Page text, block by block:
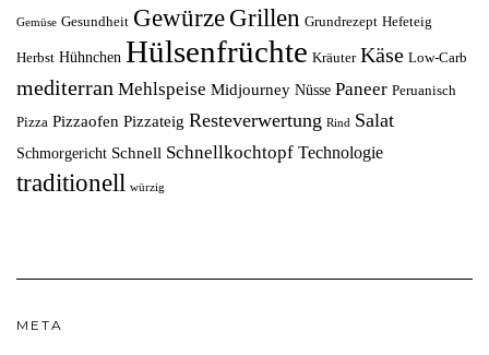
Gemüse Gesundheit Gewürze Grillen Grundrezept Hefeteig
Herbst Hühnchen Hülsenfrüchte Kräuter Käse Low-Carb
mediterran Mehlspeise Midjourney Nüsse Paneer Peruanisch
Pizza Pizzaofen Pizzateig Resteverwertung Rind Salat
Schmorgericht Schnell Schnellkochtopf Technologie
traditionell würzig
META